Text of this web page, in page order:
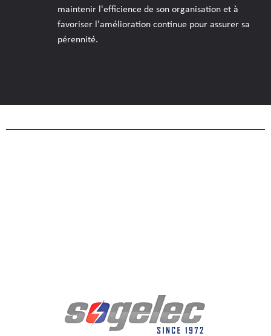
maintenir l'efficience de son organisation et à
favoriser l'amélioration continue pour assurer sa
pérennité.